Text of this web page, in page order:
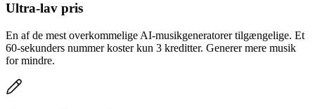
Ultra-lav pris
En af de mest overkommelige AI-musikgeneratorer tilgængelige. Et
60-sekunders nummer koster kun 3 kreditter. Generer mere musik
for mindre.